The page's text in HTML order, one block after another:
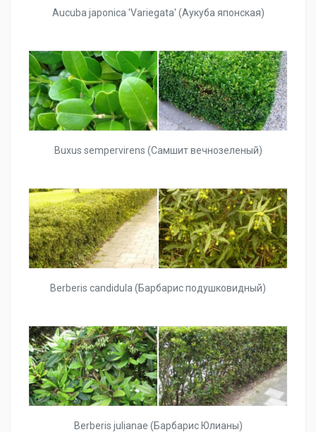
Aucuba japonica 'Variegata' (Аукуба японская)
Buxus sempervirens (Самшит вечнозеленый)
Berberis candidula (Барбарис подушковидный)
Berberis julianae (Барбарис Юлианы)